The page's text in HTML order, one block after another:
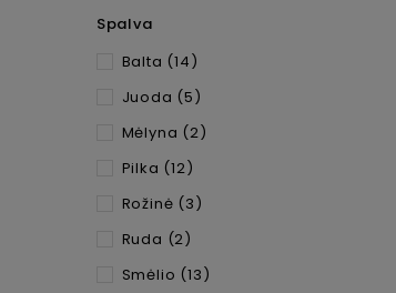
Spalva
Balta (14)
Juoda (5)
Mėlyna (2)
Pilka (12)
Rožinė (3)
Ruda (2)
Smėlio (13)